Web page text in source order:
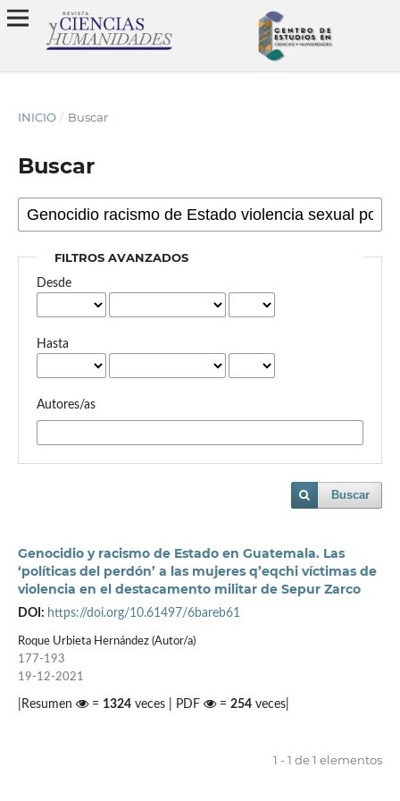
INICIO / Buscar
Buscar
FILTROS AVANZADOS
Desde
Hasta
Autores/as
Buscar
Genocidio y racismo de Estado en Guatemala. Las
‘políticas del perdón’ a las mujeres q’eqchi víctimas de
violencia en el destacamento militar de Sepur Zarco
DOI: https://doi.org/10.61497/6bareb61
Roque Urbieta Hernández (Autor/a)
177-193
19-12-2021
|Resumen = 1324veces | PDF = 254veces|
1 - 1 de 1 elementos